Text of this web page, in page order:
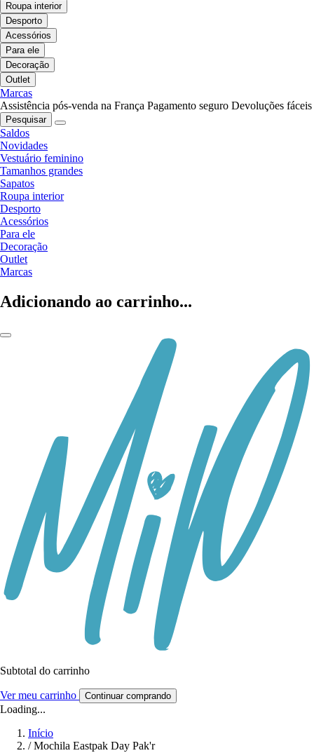
Roupa interior
Desporto
Acessórios
Para ele
Decoração
Outlet
Marcas
Assistência pós-venda na França Pagamento seguro Devoluções fáceis
Pesquisar
Saldos
Novidades
Vestuário feminino
Tamanhos grandes
Sapatos
Roupa interior
Desporto
Acessórios
Para ele
Decoração
Outlet
Marcas
Adicionando ao carrinho...
Subtotal do carrinho
Ver meu carrinho Continuar comprando
Loading...
Início
/ Mochila Eastpak Day Pak'r